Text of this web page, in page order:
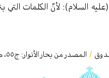
السلام): لأنّ الكلمات التي
/ المصدر من بحار الأنوار: ج٥٥،